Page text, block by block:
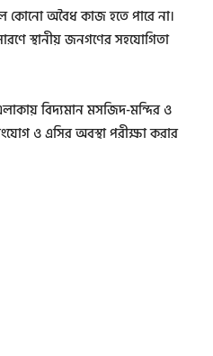
অবৈধ কাজ হতে পারে না।
স্থানীয় জনগণের সহযোগিতা
বিদ্যমান মসজিদ-মন্দির ও
ও এসির অবস্থা পরীক্ষা করার